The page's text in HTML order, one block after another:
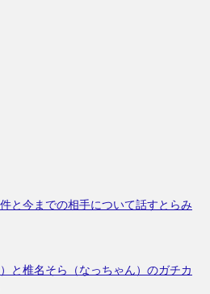
と今までの相手について話すとらみ
と椎名そら（なっちゃん）のガチカ